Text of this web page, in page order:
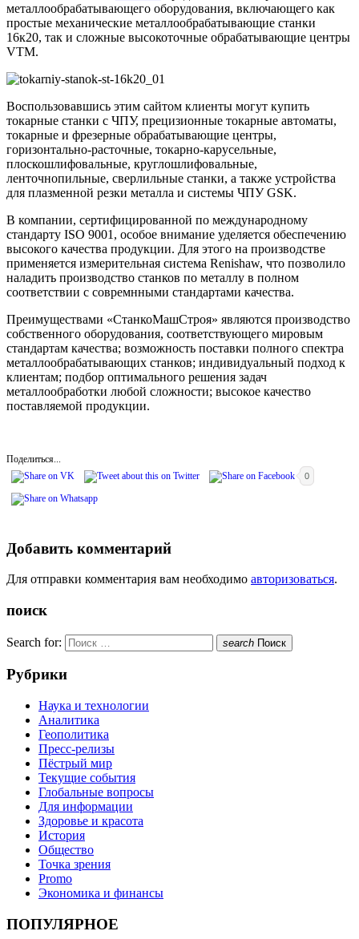
металлообрабатывающего оборудования, включающего как
простые механические металлообрабатывающие станки
16к20, так и сложные высокоточные обрабатывающие центры
VTM.
Воспользовавшись этим сайтом клиенты могут купить
токарные станки с ЧПУ, прецизионные токарные автоматы,
токарные и фрезерные обрабатывающие центры,
горизонтально-расточные, токарно-карусельные,
плоскошлифовальные, круглошлифовальные,
ленточнопильные, сверлильные станки, а также устройства
для плазменной резки металла и системы ЧПУ GSK.
В компании, сертифицированной по международному
стандарту ISO 9001, особое внимание уделяется обеспечению
высокого качества продукции. Для этого на производстве
применяется измерительная система Renishaw, что позволило
наладить производство станков по металлу в полном
соответствии с совремнными стандартами качества.
Преимуществами «СтанкоМашСтроя» являются производство
собственного оборудования, соответствующего мировым
стандартам качества; возможность поставки полного спектра
металлообрабатывающих станков; индивидуальный подход к
клиентам; подбор оптимального решения задач
металлообработки любой сложности; высокое качество
поставляемой продукции.
Поделиться...
0
Добавить комментарий
Для отправки комментария вам необходимо авторизоваться.
поиск
Search for: search Поиск
Рубрики
Наука и технологии
Аналитика
Геополитика
Пресс-релизы
Пёстрый мир
Текущие события
Глобальные вопросы
Для информации
Здоровье и красота
История
Общество
Точка зрения
Promo
Экономика и финансы
ПОПУЛЯРНОЕ